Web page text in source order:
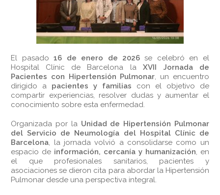
El pasado16 de enero de 2026se celebró en el
Hospital Clínic de Barcelona la XVII Jornada de
Pacientes con Hipertensión Pulmonar, un encuentro
dirigido a pacientes y familias con el objetivo de
compartir experiencias, resolver dudas y aumentar el
conocimiento sobre esta enfermedad.
Organizada por la Unidad de Hipertensión Pulmonar
del Servicio de Neumología del Hospital Clínic de
Barcelona, la jornada volvió a consolidarse como un
espacio de información, cercanía y humanización, en
el que profesionales sanitarios, pacientes y
asociaciones se dieron cita para abordar la Hipertensión
Pulmonar desde una perspectiva integral.